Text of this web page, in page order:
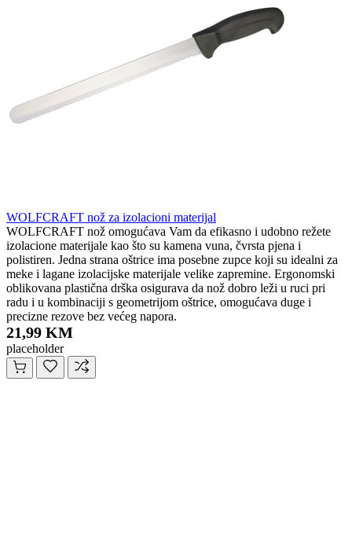
WOLFCRAFT nož za izolacioni materijal
WOLFCRAFT nož omogućava Vam da efikasno i udobno režete
izolacione materijale kao što su kamena vuna, čvrsta pjena i
polistiren. Jedna strana oštrice ima posebne zupce koji su idealni za
meke i lagane izolacijske materijale velike zapremine. Ergonomski
oblikovana plastična drška osigurava da nož dobro leži u ruci pri
radu i u kombinaciji s geometrijom oštrice, omogućava duge i
precizne rezove bez većeg napora.
21,99 KM
placeholder